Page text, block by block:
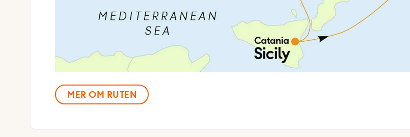
MER OM RUTEN